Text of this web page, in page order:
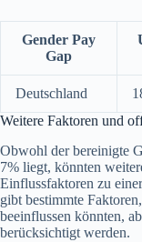
Gender Pay
Gap
Deutschland
Weitere Faktoren und
Obwohl der bereinigte
7% liegt, könnten
Einflussfaktoren zu
gibt bestimmte
beeinflussen könnten,
berücksichtigt werden.